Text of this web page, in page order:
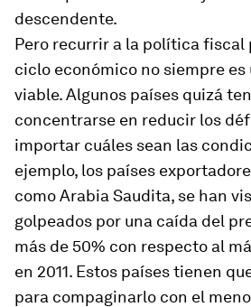
descendente.
Pero recurrir a la política fiscal
ciclo económico no siempre
viable. Algunos países quizá
concentrarse en reducir los
importar cuáles sean las
ejemplo, los países
como Arabia Saudita, se han
golpeados por una caída del
más de 50% con respecto al
en 2011. Estos países tienen
para compaginarlo con el